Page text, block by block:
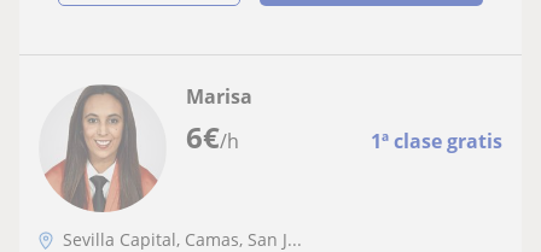
6€/h 1ª clase gratis
Marisa
Sevilla Capital, Camas, San J...